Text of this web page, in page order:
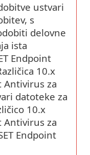
ustvari
s
delovne
ista
Endpoint
10.x
Antivirus za
datoteke za
10.x
Antivirus za
Endpoint